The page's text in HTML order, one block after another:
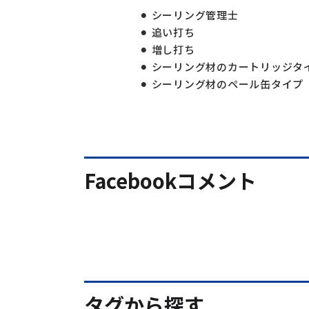
シーリング管理士
追い打ち
増し打ち
シーリング材のカートリッジタ
シーリング材のペール缶タイプ
Facebookコメント